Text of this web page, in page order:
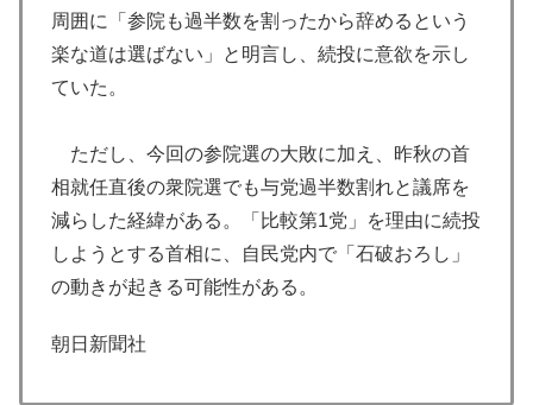
周囲に「参院も過半数を割ったから辞めるという
楽な道は選ばない」と明言し、続投に意欲を示し
ていた。
ただし、今回の参院選の大敗に加え、昨秋の首
相就任直後の衆院選でも与党過半数割れと議席を
減らした経緯がある。「比較第1党」を理由に続投
しようとする首相に、自民党内で「石破おろし」
の動きが起きる可能性がある。
朝日新聞社